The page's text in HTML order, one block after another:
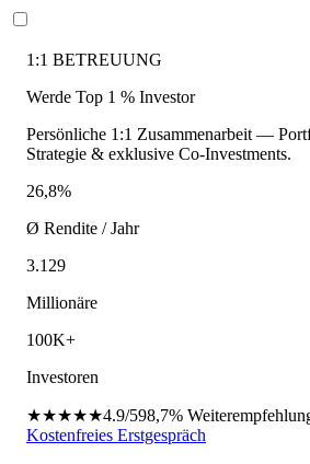
1:1 BETREUUNG
Werde Top 1 % Investor
Persönliche 1:1 Zusammenarbeit —
Strategie & exklusive Co-Investments.
26,8%
Ø Rendite / Jahr
3.129
Millionäre
100K+
Investoren
★★★★★4.9/598,7%
Kostenfreies Erstgespräch